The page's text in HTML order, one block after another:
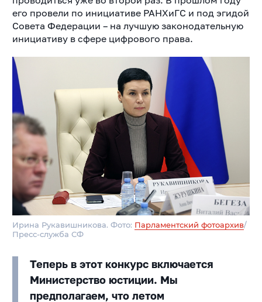
его провели по инициативе РАНХиГС и под эгидой
Совета Федерации – на лучшую законодательную
инициативу в сфере цифрового права.
Ирина Рукавишникова. Фото: Парламентский фотоархив/
Пресс-служба СФ
Теперь в этот конкурс включается
Министерство юстиции. Мы
предполагаем, что летом